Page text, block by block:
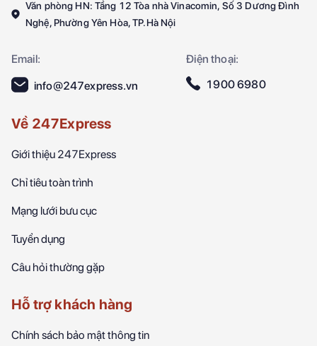
Văn phòng HN: Tầng 12 Tòa nhà Vinacomin, Số 3 Dương Đình
Nghệ, Phường Yên Hòa, TP.Hà Nội
Email:
Điện thoại:
info@247express.vn
1900 6980
Về 247Express
Giới thiệu 247Express
Chỉ tiêu toàn trình
Mạng lưới bưu cục
Tuyển dụng
Câu hỏi thường gặp
Hỗ trợ khách hàng
Chính sách bảo mật thông tin